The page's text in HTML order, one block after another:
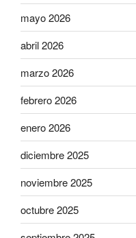
mayo 2026
abril 2026
marzo 2026
febrero 2026
enero 2026
diciembre 2025
noviembre 2025
octubre 2025